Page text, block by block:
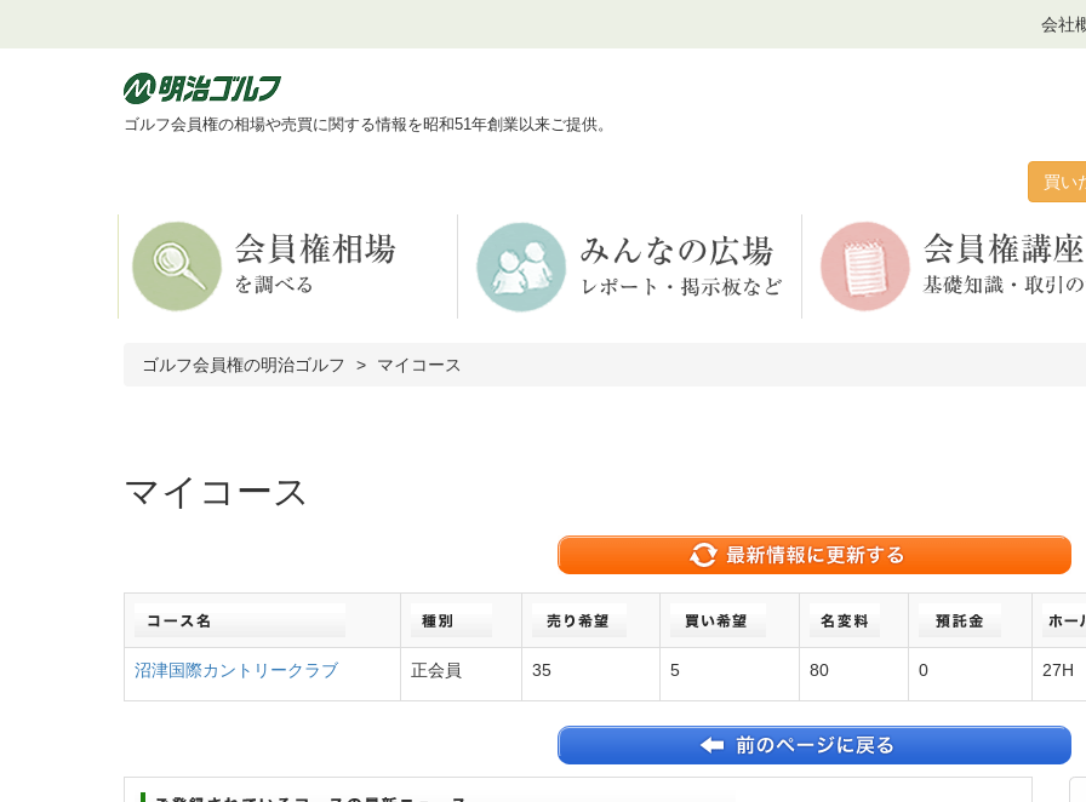
会社
ゴルフ会員権の相場や売買に関する情報を昭和51年創業以来ご提供。
買い
ゴルフ会員権の明治ゴルフ マイコース
マイコース
沼津国際カントリークラブ 正会員 35 5 80 0 27H